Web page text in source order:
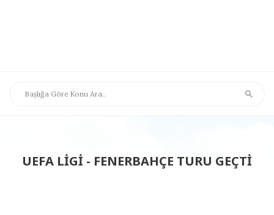
UEFA LİGİ - FENERBAHÇE TURU GEÇTİ